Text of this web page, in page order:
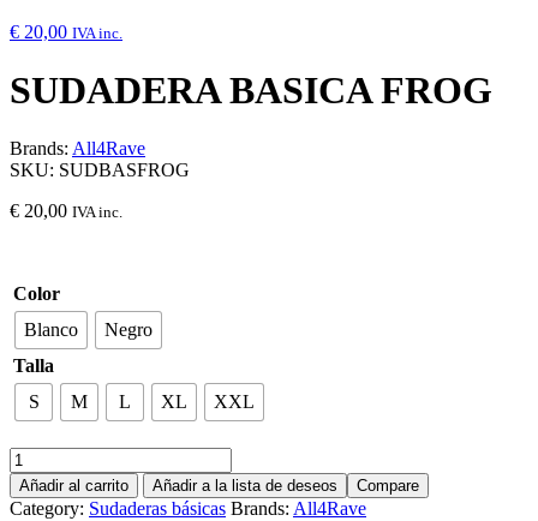
€ 20,00 IVA inc.
SUDADERA BASICA FROG
Brands: All4Rave
SKU: SUDBASFROG
€ 20,00 IVA inc.
Color
Blanco
Negro
Talla
S
M L XL XXL
Añadir al carrito Añadir a la lista de deseos Compare
Category: Sudaderas básicas Brands: All4Rave